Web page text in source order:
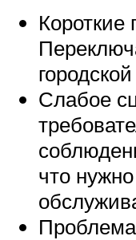
Короткие
Слабое
что